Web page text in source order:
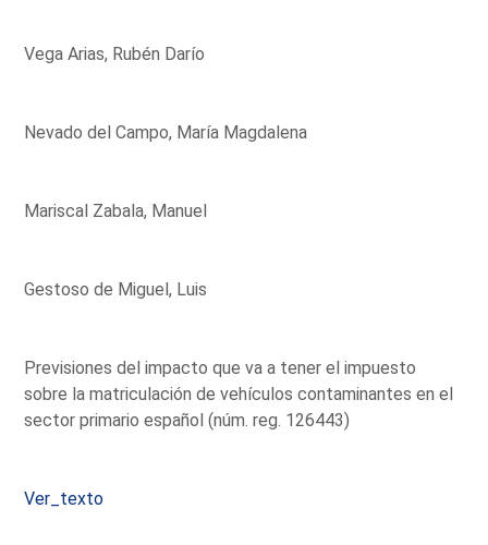
Vega Arias, Rubén Darío
Nevado del Campo, María Magdalena
Mariscal Zabala, Manuel
Gestoso de Miguel, Luis
Previsiones del impacto que va a tener el impuesto
sobre la matriculación de vehículos contaminantes en el
sector primario español (núm. reg. 126443)
Ver_texto